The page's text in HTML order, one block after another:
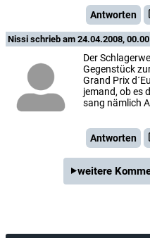
Antworten
Nissi schrieb am 24.04.2008,
Der
Gegenstück
Grand Prix
jemand, ob es
sang nämlich
Antworten
weitere